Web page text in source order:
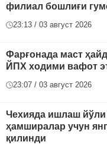
филиал бошлиғи
23:13 / 03 август 2026
Фарғонада маст
ЙПХ ходими вафот
23:07 / 03 август 2026
Чехияда ишлаш
ҳамширалар учун
қилинди